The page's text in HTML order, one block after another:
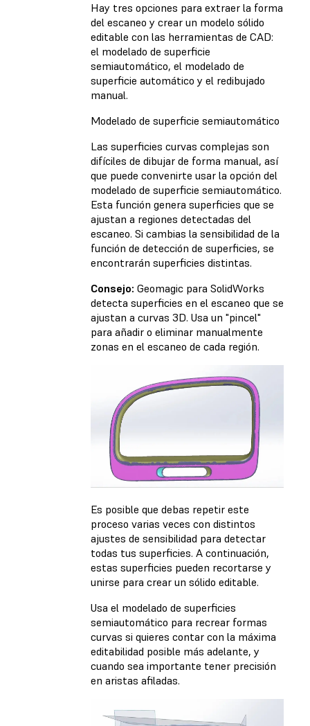
Hay tres opciones para extraer la forma
del escaneo y crear un modelo sólido
editable con las herramientas de CAD:
el modelado de superficie
semiautomático, el modelado de
superficie automático y el redibujado
manual.
Modelado de superficie semiautomático
Las superficies curvas complejas son
difíciles de dibujar de forma manual, así
que puede convenirte usar la opción del
modelado de superficie semiautomático.
Esta función genera superficies que se
ajustan a regiones detectadas del
escaneo. Si cambias la sensibilidad de la
función de detección de superficies, se
encontrarán superficies distintas.
Consejo: Geomagic para SolidWorks
detecta superficies en el escaneo que se
ajustan a curvas 3D. Usa un "pincel"
para añadir o eliminar manualmente
zonas en el escaneo de cada región.
Es posible que debas repetir este
proceso varias veces con distintos
ajustes de sensibilidad para detectar
todas tus superficies. A continuación,
estas superficies pueden recortarse y
unirse para crear un sólido editable.
Usa el modelado de superficies
semiautomático para recrear formas
curvas si quieres contar con la máxima
editabilidad posible más adelante, y
cuando sea importante tener precisión
en aristas afiladas.